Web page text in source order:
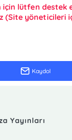
için lütfen destek
(Site yöneticileri
Kaydol
Yayınları